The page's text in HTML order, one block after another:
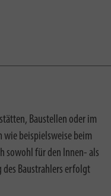
Baustellen oder im
wie beispielsweise beim
sowohl für den Innen- als
des Baustrahlers erfolgt